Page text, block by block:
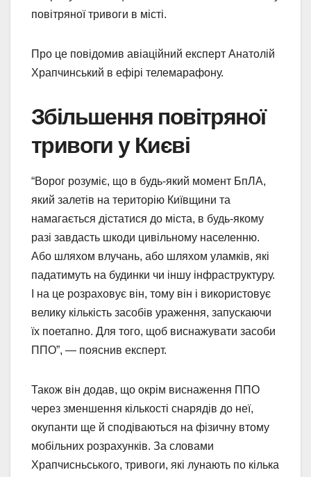
повітряної тривоги в місті.
Про це повідомив авіаційний експерт Анатолій
Храпчинський в ефірі телемарафону.
Збільшення повітряної
тривоги у Києві
“Ворог розуміє, що в будь-який момент БпЛА,
який залетів на територію Київщини та
намагається дістатися до міста, в будь-якому
разі завдасть шкоди цивільному населенню.
Або шляхом влучань, або шляхом уламків, які
падатимуть на будинки чи іншу інфраструктуру.
І на це розраховує він, тому він і використовує
велику кількість засобів ураження, запускаючи
їх поетапно. Для того, щоб виснажувати засоби
ППО”, — пояснив експерт.
Також він додав, що окрім виснаження ППО
через зменшення кількості снарядів до неї,
окупанти ще й сподіваються на фізичну втому
мобільних розрахунків. За словами
Храпчисньського, тривоги, які лунають по кілька